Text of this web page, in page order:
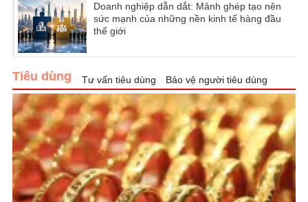
Doanh nghiệp dẫn dắt: Mảnh ghép tạo nên
sức mạnh của những nền kinh tế hàng đầu
thế giới
Tiêu dùng Tư vấn tiêu dùng Bảo vệ người tiêu dùng